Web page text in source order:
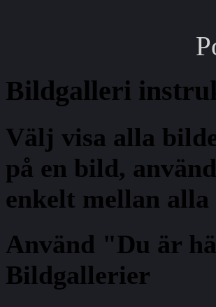
Bildgalleri
Välj visa alla
på en bild,
enkelt mellan
Använd "Du är
Bildgallerier